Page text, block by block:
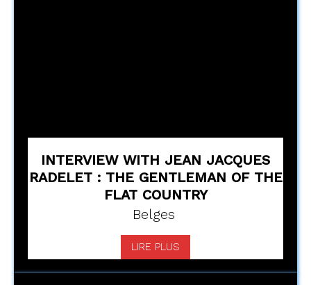
INTERVIEW WITH JEAN JACQUES
RADELET : THE GENTLEMAN OF THE
FLAT COUNTRY
Belges
LIRE PLUS